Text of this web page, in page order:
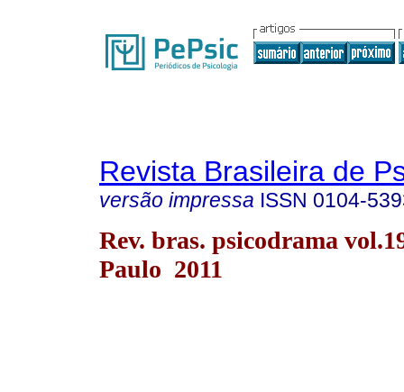
Revista Brasileira de
versão impressa ISSN 0104-
Rev. bras. psicodrama
Paulo 2011